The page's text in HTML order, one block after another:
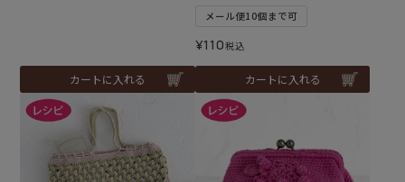
カートに入れる
メール便10個まで可
¥110税込
カートに入れる